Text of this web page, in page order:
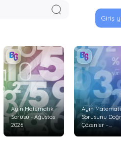
Giriş
Ayın Matematik
Sorusu - Ağustos
2026
Ayın
Sorusunu
Çözenler –